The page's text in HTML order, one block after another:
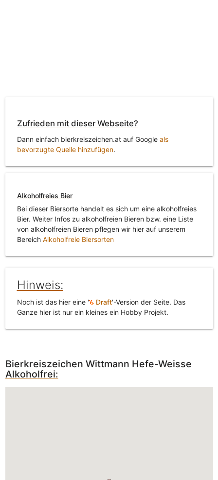
Zufrieden mit dieser Webseite?
Dann einfach bierkreiszeichen.at auf Google als
bevorzugte Quelle hinzufügen.
Alkoholfreies Bier
Bei dieser Biersorte handelt es sich um eine alkoholfreies
Bier. Weiter Infos zu alkoholfreien Bieren bzw. eine Liste
von alkoholfreien Bieren pflegen wir hier auf unserem
Bereich Alkoholfreie Biersorten
Hinweis:
Noch ist das hier eine ' Draft'-Version der Seite. Das
Ganze hier ist nur ein kleines ein Hobby Projekt.
Bierkreiszeichen Wittmann Hefe-Weisse
Alkoholfrei: